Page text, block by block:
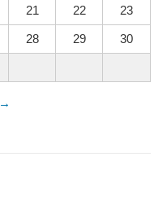
21 22 23
28 29 30
→